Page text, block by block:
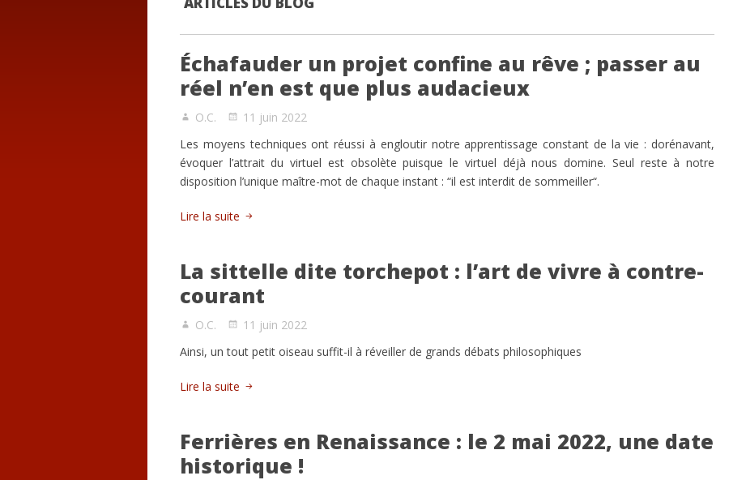
Échafauder un projet confine au rêve ; passer au
réel n’en est que plus audacieux
O.C.
11 juin 2022
Les moyens techniques ont réussi à engloutir notre apprentissage constant de la vie : dorénavant,
évoquer l’attrait du virtuel est obsolète puisque le virtuel déjà nous domine. Seul reste à notre
disposition l’unique maître-mot de chaque instant : “il est interdit de sommeiller“.
Lire la suite
La sittelle dite torchepot : l’art de vivre à contre-
courant
O.C.
11 juin 2022
Ainsi, un tout petit oiseau suffit-il à réveiller de grands débats philosophiques
Lire la suite
Ferrières en Renaissance : le 2 mai 2022, une date
historique !